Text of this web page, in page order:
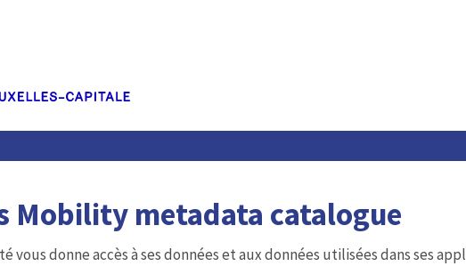
Mobility metadata catalogue
vous donne accès à ses données et aux données utilisées dans ses